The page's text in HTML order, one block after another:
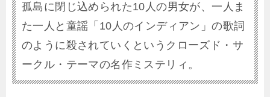
孤島に閉じ込められた10人の男女が、一人ま
た一人と童謡「10人のインディアン」の歌詞
のように殺されていくというクローズド・サ
ークル・テーマの名作ミステリィ。